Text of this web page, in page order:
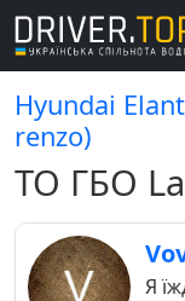
Hyundai
renzo)
ТО ГБО
Я